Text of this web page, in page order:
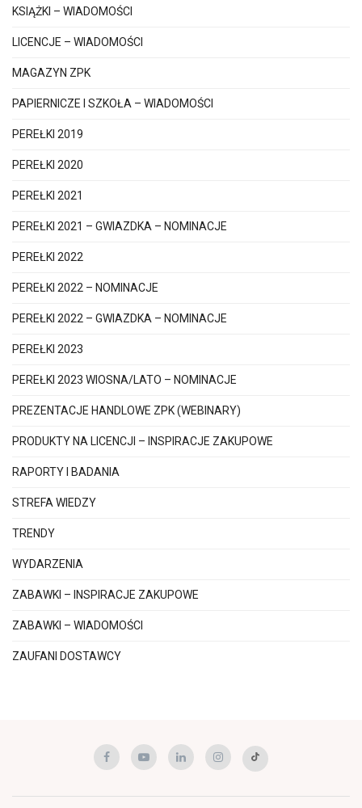
KSIĄŻKI – WIADOMOŚCI
LICENCJE – WIADOMOŚCI
MAGAZYN ZPK
PAPIERNICZE I SZKOŁA – WIADOMOŚCI
PEREŁKI 2019
PEREŁKI 2020
PEREŁKI 2021
PEREŁKI 2021 – GWIAZDKA – NOMINACJE
PEREŁKI 2022
PEREŁKI 2022 – NOMINACJE
PEREŁKI 2022 – GWIAZDKA – NOMINACJE
PEREŁKI 2023
PEREŁKI 2023 WIOSNA/LATO – NOMINACJE
PREZENTACJE HANDLOWE ZPK (WEBINARY)
PRODUKTY NA LICENCJI – INSPIRACJE ZAKUPOWE
RAPORTY I BADANIA
STREFA WIEDZY
TRENDY
WYDARZENIA
ZABAWKI – INSPIRACJE ZAKUPOWE
ZABAWKI – WIADOMOŚCI
ZAUFANI DOSTAWCY